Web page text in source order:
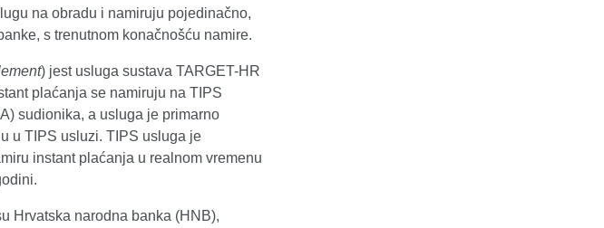
na obradu i namiruju pojedinačno,
s trenutnom konačnošću namire.
) jest usluga sustava TARGET-HR
plaćanja se namiruju na TIPS
sudionika, a usluga je primarno
u TIPS usluzi. TIPS usluga je
instant plaćanja u realnom vremenu
Hrvatska narodna banka (HNB),